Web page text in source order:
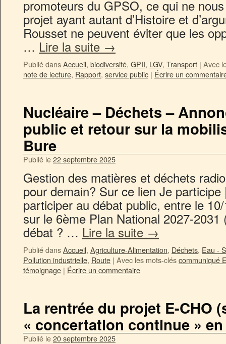
promoteurs du GPSO, ce qui ne
projet ayant autant d’Histoire et
Rousset ne peuvent éviter que les
… Lire la suite →
Publié dansAccueil, biodiversité, GPII, LGV, Transport | Avec
note de lecture, Rapport, service public | Écrire un
Nucléaire – Déchets –
public et retour sur la
Bure
Publié le22 septembre 2025
Gestion des matières et déchets
pour demain? Sur ce lien Je
participer au débat public, entre le
sur le 6ème Plan National 2027-
débat ? … Lire la suite →
Publié dansAccueil, Agriculture-Alimentation, Déchets, Eau -
Pollution industrielle, Route | Avec les mots-cléscommuniqué
témoignage | Écrire un commentaire
La rentrée du projet E-CHO
« concertation continue »
Publié le20 septembre 2025